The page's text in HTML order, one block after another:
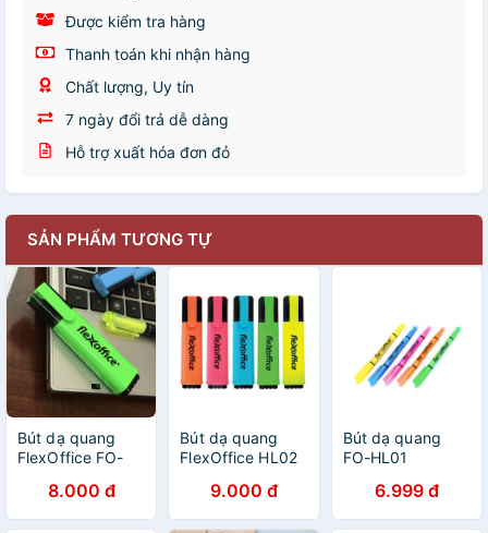
Được kiểm tra hàng
Thanh toán khi nhận hàng
Chất lượng, Uy tín
7 ngày đổi trả dễ dàng
Hỗ trợ xuất hóa đơn đỏ
SẢN PHẨM TƯƠNG TỰ
Bút dạ quang
FlexOffice FO-
8.000 đ
Bút dạ quang
FlexOffice HL02
9.000 đ
Bút dạ quang
FO-HL01
6.999 đ